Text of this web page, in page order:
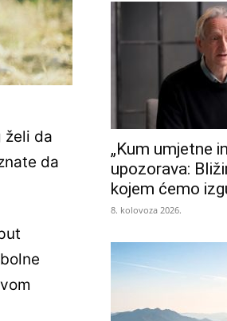
želi da
da
„Kum umjetne
upozorava:
kojem ćemo
8. kolovoza 2026.